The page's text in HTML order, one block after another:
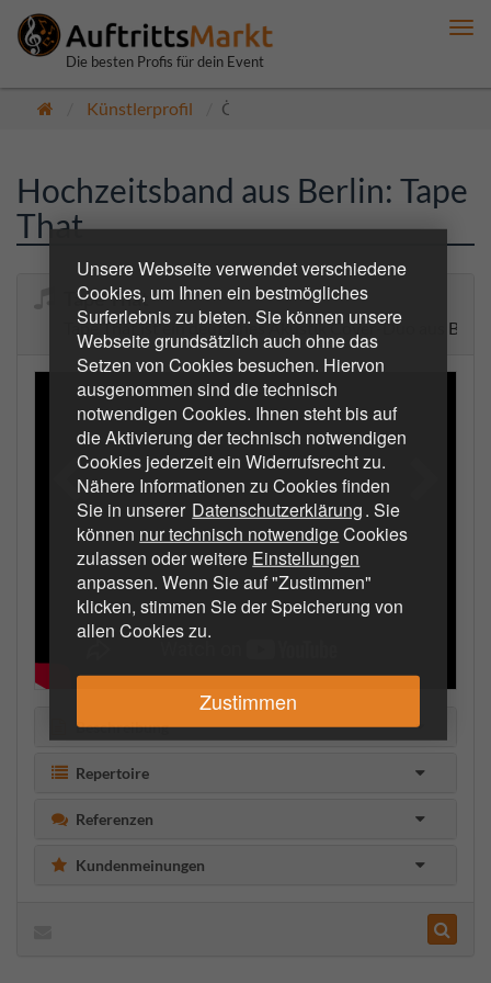
Unsere Webseite verwendet verschiedene
Cookies, um Ihnen ein bestmögliches
Surferlebnis zu bieten. Sie können unsere
Webseite grundsätzlich auch ohne das
Setzen von Cookies besuchen. Hiervon
ausgenommen sind die technisch
notwendigen Cookies. Ihnen steht bis auf
die Aktivierung der technisch notwendigen
Cookies jederzeit ein Widerrufsrecht zu.
Nähere Informationen zu Cookies finden
Sie in unserer Datenschutzerklärung. Sie
können nur technisch notwendigeCookies
zulassen oder weitere Einstellungen
anpassen. Wenn Sie auf "Zustimmen"
klicken, stimmen Sie der Speicherung von
allen Cookies zu.
Zustimmen
Die besten Profis für dein Event
Künstlerprofil Öffentlich
Hochzeitsband aus Berlin: Tape
That
Tape That
Tape That ist ein deutsches Akustik Cover-Duo aus
Beschreibung
Repertoire
Referenzen
Kundenmeinungen